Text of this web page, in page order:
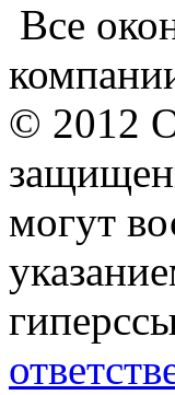
Все
© 2012
могут